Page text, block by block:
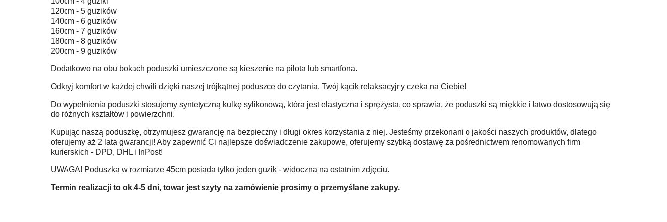
120cm - 5 guzików
140cm - 6 guzików
160cm - 7 guzików
180cm - 8 guzików
200cm - 9 guzików
Dodatkowo na obu bokach poduszki umieszczone są kieszenie na pilota lub smartfona.
Odkryj komfort w każdej chwili dzięki naszej trójkątnej poduszce do czytania. Twój kącik relaksacyjny czeka na Ciebie!
Do wypełnienia poduszki stosujemy syntetyczną kulkę sylikonową, która jest elastyczna i sprężysta, co sprawia, że poduszki są miękkie i łatwo dostosowują się
do różnych kształtów i powierzchni.
Kupując naszą poduszkę, otrzymujesz gwarancję na bezpieczny i długi okres korzystania z niej. Jesteśmy przekonani o jakości naszych produktów, dlatego
oferujemy aż 2 lata gwarancji! Aby zapewnić Ci najlepsze doświadczenie zakupowe, oferujemy szybką dostawę za pośrednictwem renomowanych firm
kurierskich - DPD, DHL i InPost!
UWAGA! Poduszka w rozmiarze 45cm posiada tylko jeden guzik - widoczna na ostatnim zdjęciu.
Termin realizacji to ok.4-5 dni, towar jest szyty na zamówienie prosimy o przemyślane zakupy.